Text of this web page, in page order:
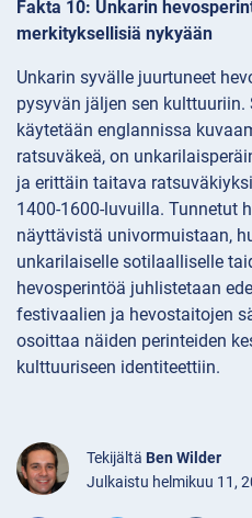
Fakta 10: Unkarin
merkityksellisiä nykyään
Unkarin syvälle juurtuneet
pysyvän jäljen sen kulttuuriin.
käytetään englannissa
ratsuväkeä, on
ja erittäin taitava
1400-1600-luvuilla. Tunnetut
näyttävistä univormuistaan,
unkarilaiselle sotilaalliselle
hevosperintöä juhlistetaan
festivaalien ja hevostaitojen
osoittaa näiden perinteiden
kulttuuriseen identiteettiin.
Tekijältä Ben Wilder
Julkaistu helmikuu 11,